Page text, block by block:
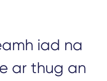
iad na
ar thug an